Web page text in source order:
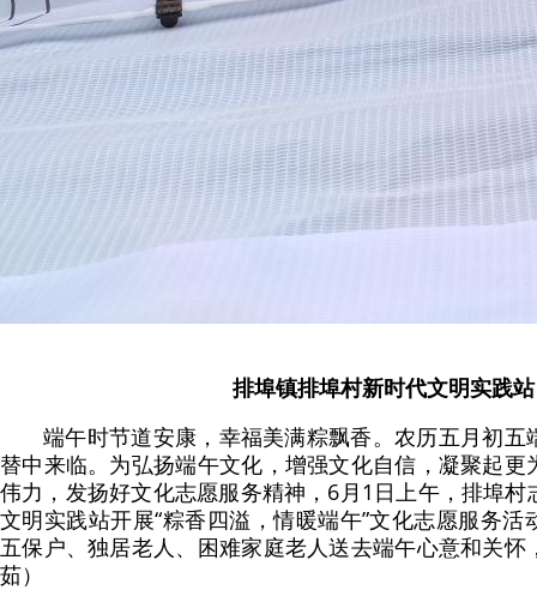
排埠镇排埠村新时代文明实践站
端午时节道安康，幸福美满粽飘香。农历五月初五
替中来临。为弘扬端午文化，增强文化自信，凝聚起更
伟力，发扬好文化志愿服务精神，6月1日上午，排埠
文明实践站开展“粽香四溢，情暖端午”文化志愿服务
五保户、独居老人、困难家庭老人送去端午心意和关怀
茹）